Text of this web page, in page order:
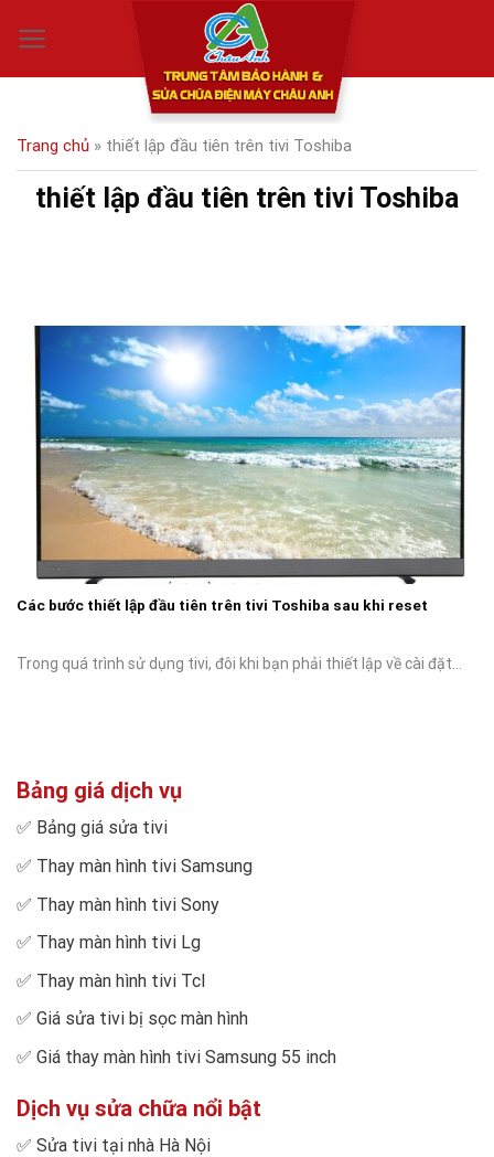
Trang chủ » thiết lập đầu tiên trên tivi Toshiba
thiết lập đầu tiên trên tivi Toshiba
Các bước thiết lập đầu tiên trên tivi Toshiba sau khi reset
Trong quá trình sử dụng tivi, đôi khi bạn phải thiết lập về cài đặt...
Bảng giá dịch vụ
✅ Bảng giá sửa tivi
✅ Thay màn hình tivi Samsung
✅ Thay màn hình tivi Sony
✅ Thay màn hình tivi Lg
✅ Thay màn hình tivi Tcl
✅ Giá sửa tivi bị sọc màn hình
✅ Giá thay màn hình tivi Samsung 55 inch
Dịch vụ sửa chữa nổi bật
✅ Sửa tivi tại nhà Hà Nội